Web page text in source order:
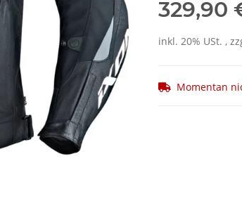
329,90
inkl. 20% USt. ,
Momentan